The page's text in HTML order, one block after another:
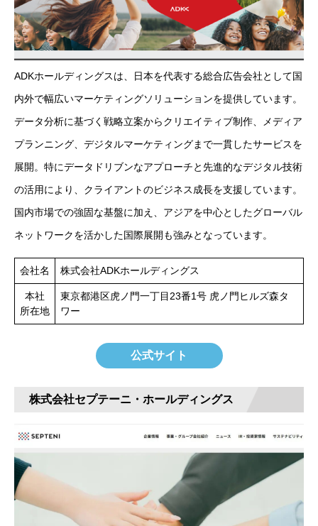
ADKホールディングスは、日本を代表する総合広告会社として国
内外で幅広いマーケティングソリューションを提供しています。
データ分析に基づく戦略立案からクリエイティブ制作、メディア
プランニング、デジタルマーケティングまで一貫したサービスを
展開。特にデータドリブンなアプローチと先進的なデジタル技術
の活用により、クライアントのビジネス成長を支援しています。
国内市場での強固な基盤に加え、アジアを中心としたグローバル
ネットワークを活かした国際展開も強みとなっています。
会社名 株式会社ADKホールディングス
本社
所在地
東京都港区虎ノ門一丁目23番1号 虎ノ門ヒルズ森タ
ワー
公式サイト
株式会社セプテーニ・ホールディングス